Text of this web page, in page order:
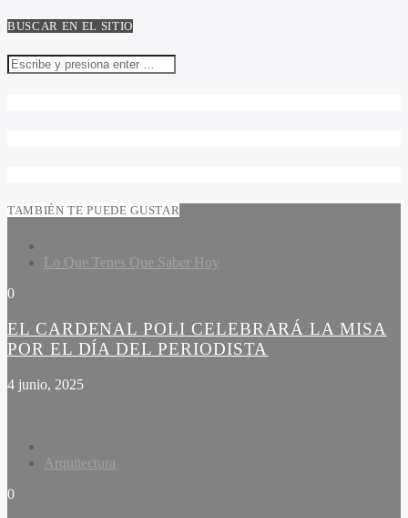
BUSCAR EN EL SITIO
TAMBIÉN TE PUEDE GUSTAR
Lo Que Tenes Que Saber Hoy
0
EL CARDENAL POLI CELEBRARÁ LA MISA
POR EL DÍA DEL PERIODISTA
4 junio, 2025
Arquitectura
0